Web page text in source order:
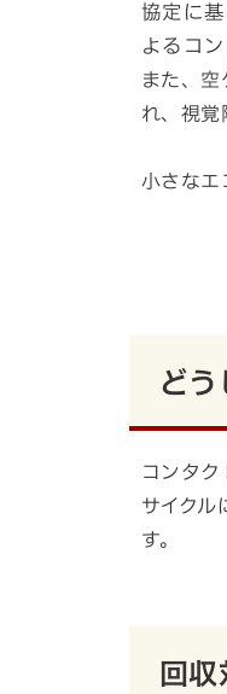
協定に
よるコ
また、空
れ、視覚
小さなエ
どう
コンタク
サイクル
す。
回収